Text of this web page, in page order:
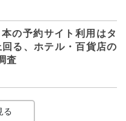
の予約サイト利用はタ
る、ホテル・百貨店の
査
る